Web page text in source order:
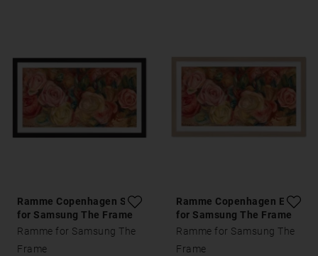
Ramme Copenhagen Sort
for Samsung The Frame
Ramme for Samsung The
Frame
Ramme Copenhagen Eik
for Samsung The Frame
Ramme for Samsung The
Frame